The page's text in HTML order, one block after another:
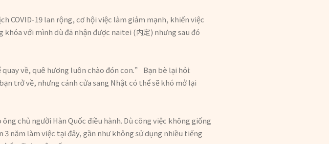
COVID-19 lan rộng, cơ hội việc làm giảm mạnh, khiến việc
với mình dù đã nhận được naitei (内定) nhưng sau đó
về, quê hương luôn chào đón con.” Bạn bè lại hỏi:
trở về, nhưng cánh cửa sang Nhật có thể sẽ khó mở lại
chủ người Hàn Quốc điều hành. Dù công việc không giống
3 năm làm việc tại đây, gần như không sử dụng nhiều tiếng